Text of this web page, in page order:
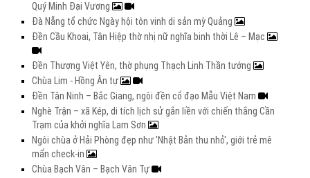
Quý Minh Đại Vương
Đà Nẵng tổ chức Ngày hội tôn vinh di sản mỳ Quảng
Đền Cầu Khoai, Tân Hiệp thờ nhị nữ nghĩa binh thời Lê – Mạc
Đền Thượng Việt Yên, thờ phụng Thạch Linh Thần tướng
Chùa Lim - Hồng Ân tự
Đền Tân Ninh – Bắc Giang, ngôi đền cổ đạo Mẫu Việt Nam
Nghè Trận – xã Kép, di tích lịch sử gắn liền với chiến thắng Cần
Trạm của khởi nghĩa Lam Sơn
Ngôi chùa ở Hải Phòng đẹp như 'Nhật Bản thu nhỏ', giới trẻ mê
mẩn check-in
Chùa Bạch Vân – Bạch Vân Tự